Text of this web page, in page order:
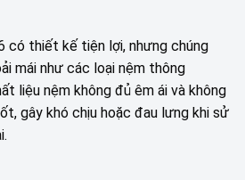
có thiết kế tiện lợi, nhưng chúng
mái như các loại nệm thông
liệu nệm không đủ êm ái và không
gây khó chịu hoặc đau lưng khi sử